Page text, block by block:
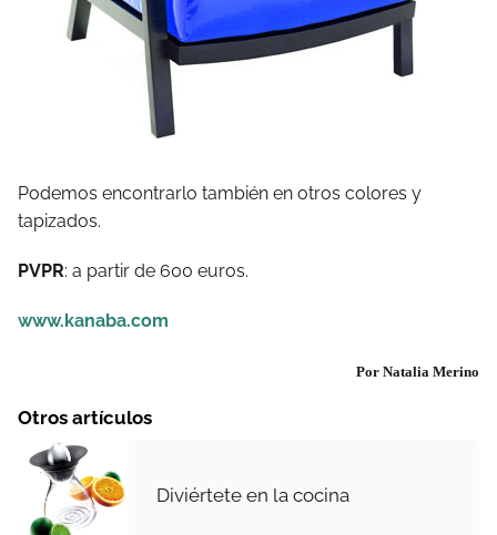
Podemos encontrarlo también en otros colores y
tapizados.
PVPR: a partir de 600 euros.
www.kanaba.com
Por Natalia Merino
Otros artículos
Diviértete en la cocina